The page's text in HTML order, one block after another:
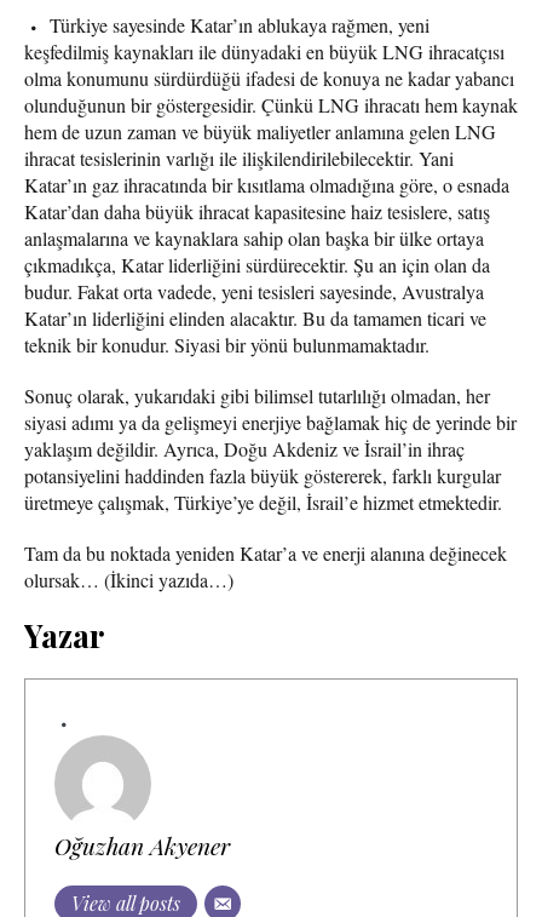
Türkiye sayesinde Katar’ın ablukaya rağmen, yeni
keşfedilmiş kaynakları ile dünyadaki en büyük LNG ihracatçısı
olma konumunu sürdürdüğü ifadesi de konuya ne kadar yabancı
olunduğunun bir göstergesidir. Çünkü LNG ihracatı hem kaynak
hem de uzun zaman ve büyük maliyetler anlamına gelen LNG
ihracat tesislerinin varlığı ile ilişkilendirilebilecektir. Yani
Katar’ın gaz ihracatında bir kısıtlama olmadığına göre, o esnada
Katar’dan daha büyük ihracat kapasitesine haiz tesislere, satış
anlaşmalarına ve kaynaklara sahip olan başka bir ülke ortaya
çıkmadıkça, Katar liderliğini sürdürecektir. Şu an için olan da
budur. Fakat orta vadede, yeni tesisleri sayesinde, Avustralya
Katar’ın liderliğini elinden alacaktır. Bu da tamamen ticari ve
teknik bir konudur. Siyasi bir yönü bulunmamaktadır.
Sonuç olarak, yukarıdaki gibi bilimsel tutarlılığı olmadan, her
siyasi adımı ya da gelişmeyi enerjiye bağlamak hiç de yerinde bir
yaklaşım değildir. Ayrıca, Doğu Akdeniz ve İsrail’in ihraç
potansiyelini haddinden fazla büyük göstererek, farklı kurgular
üretmeye çalışmak, Türkiye’ye değil, İsrail’e hizmet etmektedir.
Tam da bu noktada yeniden Katar’a ve enerji alanına değinecek
olursak… (İkinci yazıda…)
Yazar
Oğuzhan Akyener
View all posts